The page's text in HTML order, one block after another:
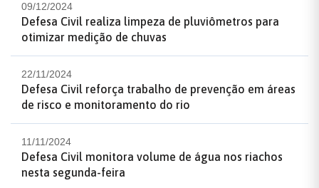
09/12/2024
Defesa Civil realiza limpeza de pluviômetros para
otimizar medição de chuvas
22/11/2024
Defesa Civil reforça trabalho de prevenção em áreas
de risco e monitoramento do rio
11/11/2024
Defesa Civil monitora volume de água nos riachos
nesta segunda-feira